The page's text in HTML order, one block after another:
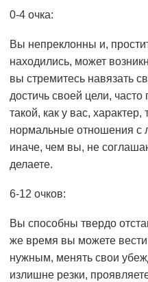
0-4 очка:
Вы непреклонны и,
находились, может
вы стремитесь навязать
достичь своей цели,
такой, как у вас,
нормальные отношения с
иначе, чем вы, не
делаете.
6-12 очков:
Вы способны твердо
же время вы можете вести
нужным, менять свои
излишне резки,